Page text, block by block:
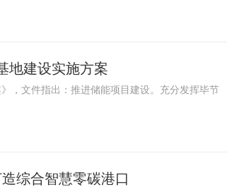
地建设实施方案
文件指出：推进储能项目建设。充分发挥毕节
综合智慧零碳港口